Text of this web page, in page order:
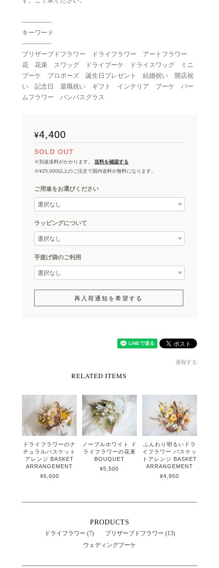
---------------
キーワード
---------------
プリザーブドフラワー ドライフラワー アートフラワー
花 花束 スワッグ ドライブーケ ドライスワッグ ミニ
ブーケ プロポーズ 誕生日プレゼント 結婚祝い 開店祝
い 記念日 退職祝い ギフト インテリア ブーケ パー
ムフラワー パンパスグラス
¥4,400
SOLD OUT
※別途送料がかかります。
送料を確認する
※¥25,000以上のご注文で国内送料が無料になります。
ご用途をお選びください
ラッピングについて
手提げ袋のご利用
再入荷通知を希望する
通報する
RELATED ITEMS
ドライフラワーのナ
チュラルバスケット
アレンジ BASKET
ARRANGEMENT
¥6,600
ノーブルホワイト ド
ライフラワーの花束
BOUQUET
¥5,500
ふんわり明るいドラ
イフラワー バスケッ
トアレンジ BASKET
ARRANGEMENT
¥4,950
PRODUCTS
ドライフラワー (7)
プリザーブドフラワー (13)
ウェディングブーケ